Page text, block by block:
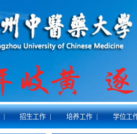
| 招生工作 | 培养工作 | 学位工